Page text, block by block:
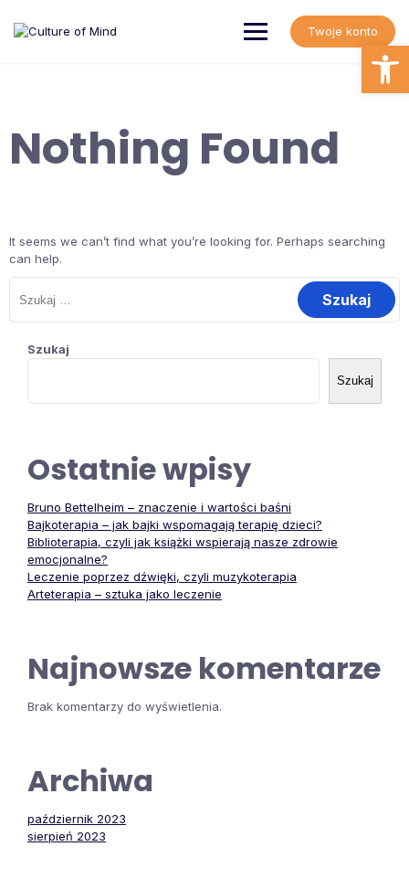
content
Twoje konto
Nothing Found
It seems we can’t find what you’re looking for. Perhaps searching
can help.
Szukaj:
Szukaj
Szukaj
Ostatnie wpisy
Bruno Bettelheim – znaczenie i wartości baśni
Bajkoterapia – jak bajki wspomagają terapię dzieci?
Biblioterapia, czyli jak książki wspierają nasze zdrowie
emocjonalne?
Leczenie poprzez dźwięki, czyli muzykoterapia
Arteterapia – sztuka jako leczenie
Najnowsze komentarze
Brak komentarzy do wyświetlenia.
Archiwa
październik 2023
sierpień 2023